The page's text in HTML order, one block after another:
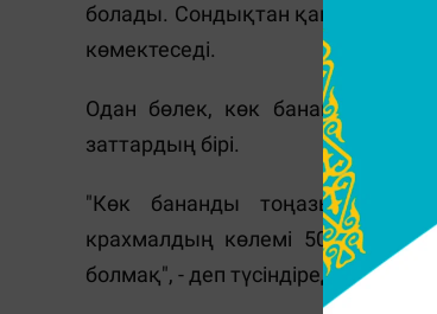
болады. Сондықтан қанттан бас
көмектеседі.
Одан бөлек, көк бананда
заттардың бірі.
"Көк бананды тоңазытқышқа
крахмалдың көлемі 50 пайызға
болмақ", - деп түсіндіреді